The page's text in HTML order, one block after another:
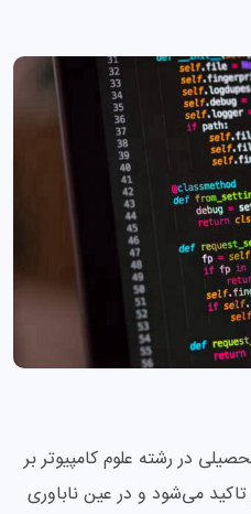
در رشته علوم کامپیوتر بر
می‌شود و در عین ناباوری